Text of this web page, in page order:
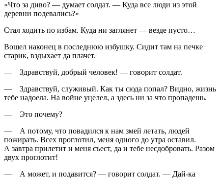
«Что за диво? — думает солдат. — Куда все люди из этой
деревни подевались?»
Стал ходить по избам. Куда ни заглянет — везде пусто…
Вошел наконец в последнюю избушку. Сидит там на печке
старик, вздыхает да плачет.
— Здравствуй, добрый человек! — говорит солдат.
— Здравствуй, служивый. Как ты сюда попал? Видно, жизнь
тебе надоела. На войне уцелел, а здесь ни за что пропадешь.
— Это почему?
— А потому, что повадился к нам змей летать, людей
пожирать. Всех проглотил, меня одного до утра оставил.
А завтра прилетит и меня съест, да и тебе несдобровать. Разом
двух проглотит!
— А может, и подавится? — говорит солдат. — Дай-ка